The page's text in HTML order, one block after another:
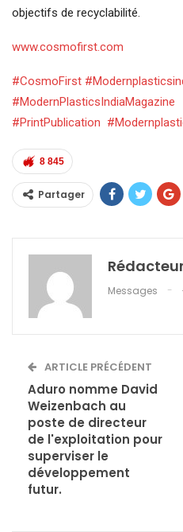
objectifs de recyclabilité.
www.cosmofirst.com
#CosmoFirst
#ModernPlasticsIndiaMagazine
#PrintPublication
8 845
Partager
Messages
ARTICLE PRÉCÉDENT
Aduro nomme David
Weizenbach au
poste de directeur
de l'exploitation pour
superviser le
développement
futur.